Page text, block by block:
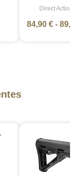
Direct Action
84,90 €-